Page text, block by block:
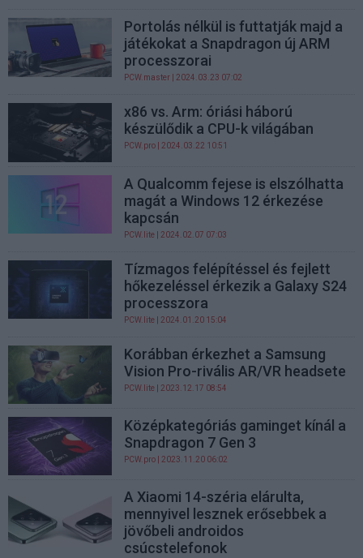
Portolás nélkül is futtatják majd a
játékokat a Snapdragon új ARM
processzorai
PCW.master | 2024.03.23 07:02
x86 vs. Arm: óriási háború
készülődik a CPU-k világában
PCW.pro | 2024.03.22 10:51
A Qualcomm fejese is elszólhatta
magát a Windows 12 érkezése
kapcsán
PCW.lite | 2024.02.07 07:03
Tízmagos felépítéssel és fejlett
hőkezeléssel érkezik a Galaxy S24
processzora
PCW.lite | 2024.01.20 15:04
Korábban érkezhet a Samsung
Vision Pro-rivális AR/VR headsete
PCW.lite | 2023.12.17 08:54
Középkategóriás gaminget kínál a
Snapdragon 7 Gen 3
PCW.pro | 2023.11.20 06:02
A Xiaomi 14-széria elárulta,
mennyivel lesznek erősebbek a
jövőbeli androidos
csúcstelefonok